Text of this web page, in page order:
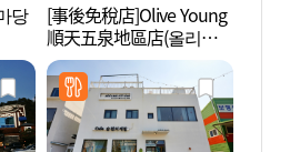
당
[事後免稅店]Olive Young
順天五泉地區店(올리브
영 순천오천지구점)